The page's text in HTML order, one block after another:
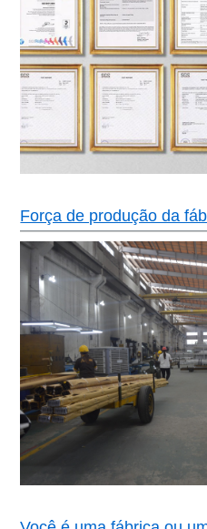
Força de produção da